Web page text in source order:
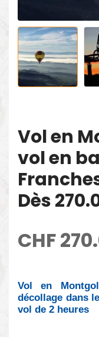
Vol en
vol en
Dès
CHF
Vol en
décollage dans
vol de 2 heures